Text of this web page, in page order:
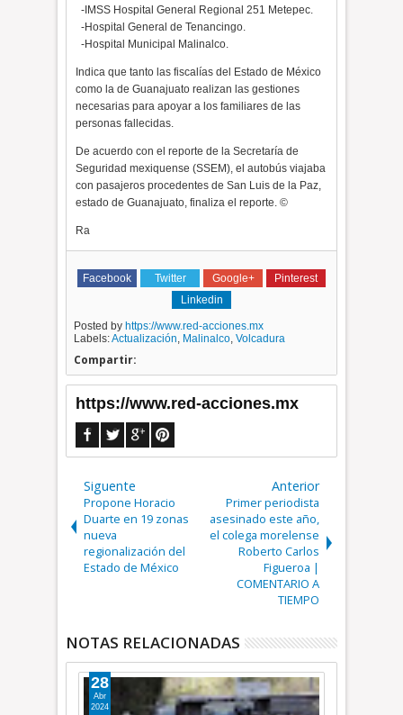
- IMSS Hospital General Regional 251 Metepec.
-Hospital General de Tenancingo.
-Hospital Municipal Malinalco.
Indica que tanto las fiscalías del Estado de México
como la de Guanajuato realizan las gestiones
necesarias para apoyar a los familiares de las
personas fallecidas.
De acuerdo con el reporte de la Secretaría de
Seguridad mexiquense (SSEM), el autobús viajaba
con pasajeros procedentes de San Luis de la Paz,
estado de Guanajuato, finaliza el reporte. ©
Ra
Facebook Twitter Google+
Pinterest
Linkedin
Posted by https://www.red-acciones.mx
Labels:Actualización, Malinalco,Volcadura
Compartir:
https://www.red-acciones.mx
Siguente
Propone Horacio
Duarte en 19 zonas
nueva
regionalización del
Estado de México
Anterior
Primer periodista
asesinado este año,
el colega morelense
Roberto Carlos
Figueroa |
COMENTARIO A
TIEMPO
NOTAS RELACIONADAS
28
Abr
2024